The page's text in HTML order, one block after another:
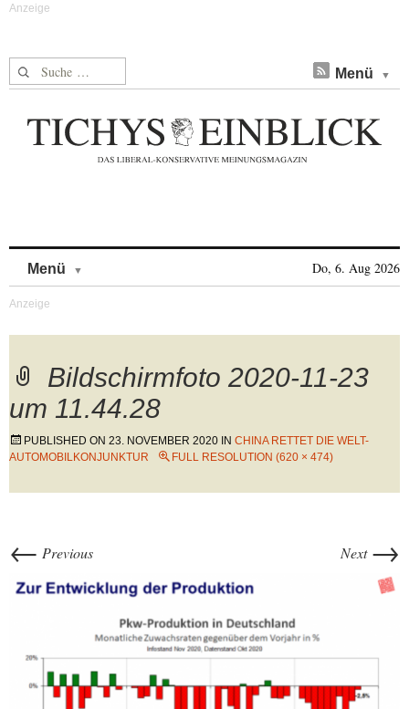
Suche nach: Menü
Menü Do, 6. Aug 2026
Bildschirmfoto 2020-11-23
um 11.44.28
PUBLISHED ON 23. NOVEMBER 2020 IN CHINA RETTET DIE WELT-
AUTOMOBILKONJUNKTUR
FULL RESOLUTION (620 × 474)
← Previous Next →